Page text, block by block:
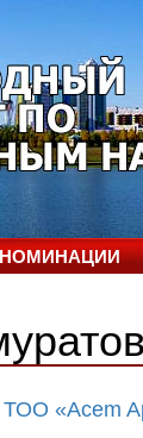
НОМИНАЦИИ
ТОО «Acem